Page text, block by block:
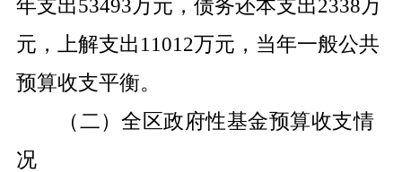
年支出53493万元，债务还本支出2338万
元，上解支出 11012万元，当年一般公共
预算收支平衡。
（二）全区政府性基金预算收支情
况